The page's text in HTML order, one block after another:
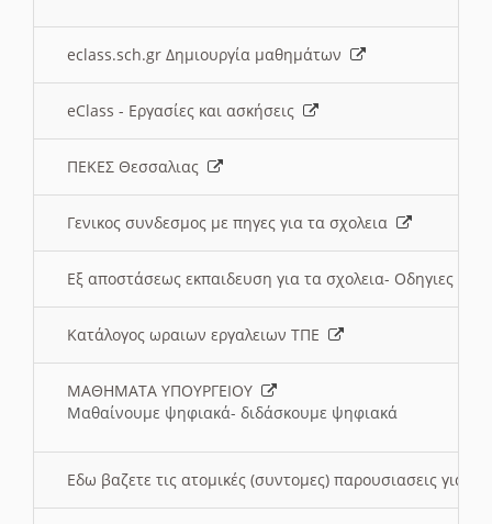
eclass.sch.gr Δημιουργία μαθημάτων
eClass - Εργασίες και ασκήσεις
ΠΕΚΕΣ Θεσσαλιας
Γενικος συνδεσμος με πηγες για τα σχολεια
Εξ αποστάσεως εκπαιδευση για τα σχολεια- Οδηγιες
Κατάλογος ωραιων εργαλειων ΤΠΕ
ΜΑΘΗΜΑΤΑ ΥΠΟΥΡΓΕΙΟΥ
Μαθαίνουμε ψηφιακά- διδάσκουμε ψηφιακά
Εδω βαζετε τις ατομικές (συντομες) παρουσιασεις για